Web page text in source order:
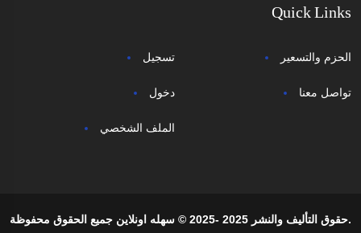
Quick Links
تسجيل
دخول
الملف الشخصي
الحزم والتسعير
تواصل معنا
حقوق التأليف والنشر 2025 -2025 © سهله اونلاين جميع الحقوق محفوظة.